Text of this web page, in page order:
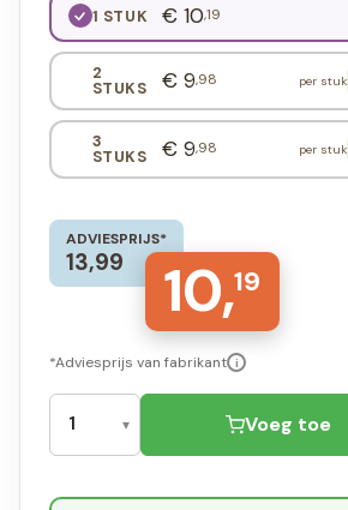
1 STUK € 10,19
2
STUKS € 9,98 per stuk
3
STUKS € 9,98 per stuk
ADVIESPRIJS*
13,99 10,19
*Adviesprijs van fabrikant i
Voeg toe